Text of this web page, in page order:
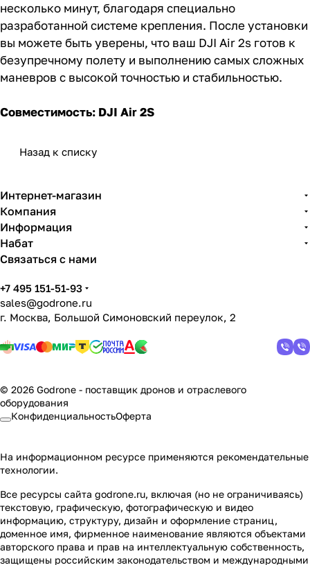
несколько минут, благодаря специально
разработанной системе крепления. После установки
вы можете быть уверены, что ваш DJI Air 2s готов к
безупречному полету и выполнению самых сложных
маневров с высокой точностью и стабильностью.
Совместимость: DJI Air 2S
Назад к списку
Интернет-магазин
Компания
Информация
Набат
Связаться с нами
+7 495 151-51-93
sales@godrone.ru
г. Москва, Большой Симоновский переулок, 2
© 2026 Godrone - поставщик дронов и отраслевого
оборудования
КонфиденциальностьОферта
На информационном ресурсе применяются рекомендательные
технологии.
Все ресурсы сайта godrone.ru, включая (но не ограничиваясь)
текстовую, графическую, фотографическую и видео
информацию, структуру, дизайн и оформление страниц,
доменное имя, фирменное наименование являются объектами
авторского права и прав на интеллектуальную собственность,
защищены российским законодательством и международными